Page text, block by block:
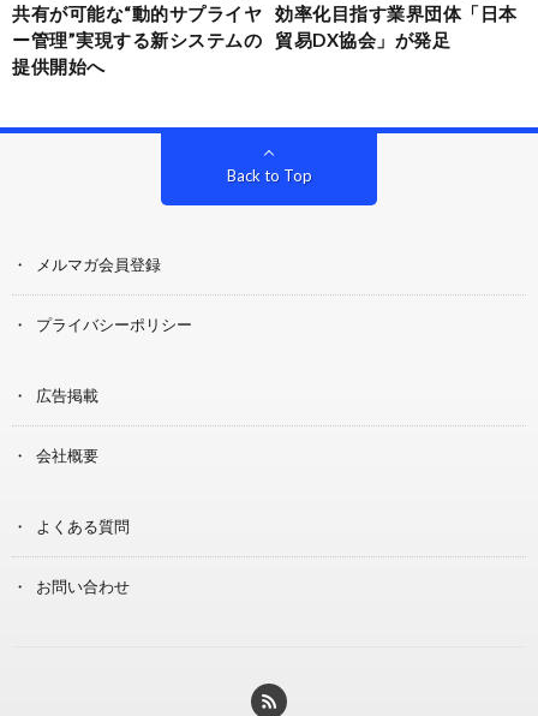
共有が可能な“動的サプライヤ
ー管理”実現する新システムの
提供開始へ
効率化目指す業界団体「日本
貿易DX協会」が発足
Back to Top
メルマガ会員登録
プライバシーポリシー
広告掲載
会社概要
よくある質問
お問い合わせ